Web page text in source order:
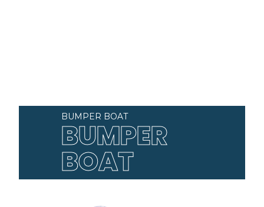
BUMPER BOAT
BUMPER
BOAT